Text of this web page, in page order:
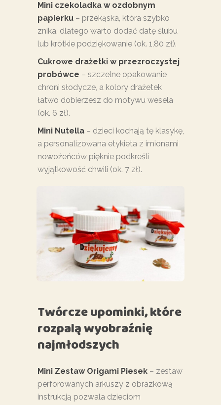
Mini czekoladka w ozdobnym
papierku – przekąska, która szybko
znika, dlatego warto dodać datę ślubu
lub krótkie podziękowanie (ok. 1,80 zł).
Cukrowe drażetki w przezroczystej
probówce – szczelne opakowanie
chroni słodycze, a kolory drażetek
łatwo dobierzesz do motywu wesela
(ok. 6 zł).
Mini Nutella – dzieci kochają tę klasykę,
a personalizowana etykieta z imionami
nowożeńców pięknie podkreśli
wyjątkowość chwili (ok. 7 zł).
Twórcze upominki, które
rozpalą wyobraźnię
najmłodszych
Mini Zestaw Origami Piesek – zestaw
perforowanych arkuszy z obrazkową
instrukcją pozwala dzieciom